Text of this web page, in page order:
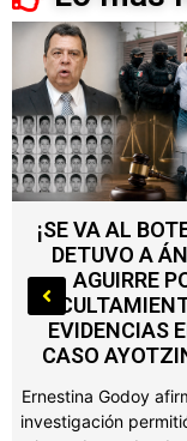
Delfina
encabeza
zoológico del
del
beneficiará a más
habitantes del